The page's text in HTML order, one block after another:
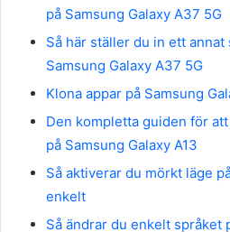
på Samsung Galaxy A37 5G
Så här ställer du in ett
Samsung Galaxy A37 5G
Klona appar på Samsung
Den kompletta guiden för
på Samsung Galaxy A13
Så aktiverar du mörkt läge
enkelt
Så ändrar du enkelt språket